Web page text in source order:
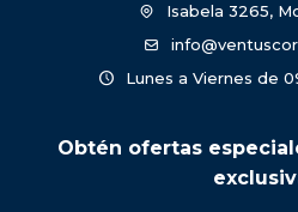
Isabela 3265,
Lunes a Viernes de
Obtén ofertas